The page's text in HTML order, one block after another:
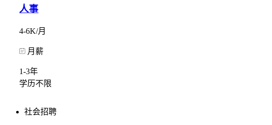
人事
4-6K/月
月薪
1-3年
学历不限
社会招聘